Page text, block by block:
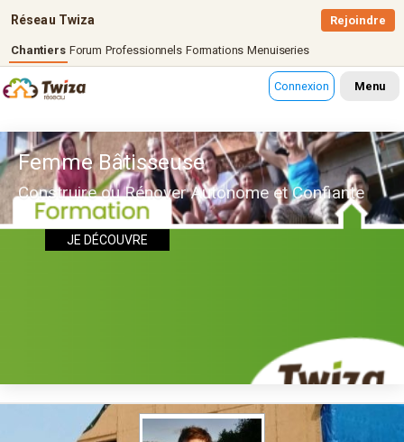
Réseau Twiza
Chantiers Forum Professionnels Formations Menuiseries
Rejoindre
Connexion Menu
Femme Bâtisseuse
Construire ou Rénover Autonome et Confiante
JE DÉCOUVRE